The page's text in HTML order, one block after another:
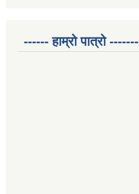
------ हाम्रो पात्रो -------